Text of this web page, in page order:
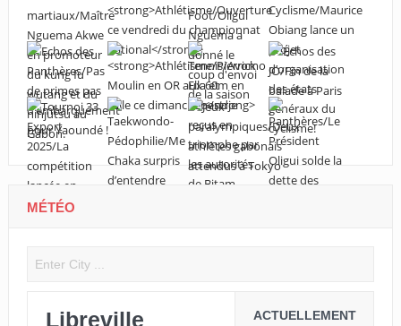
MÉTÉO
Libreville ACTUELLEMENT